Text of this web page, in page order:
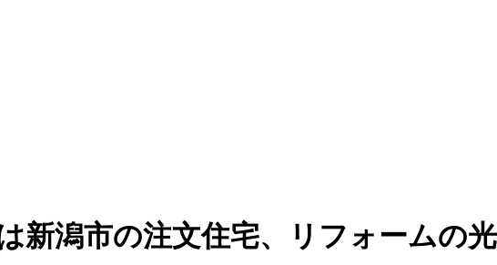
新潟市の注文住宅、リフォームの